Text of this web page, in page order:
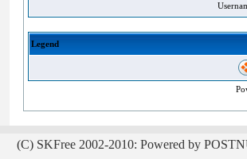
Legend
(C) SKFree 2002-2010: Powered by